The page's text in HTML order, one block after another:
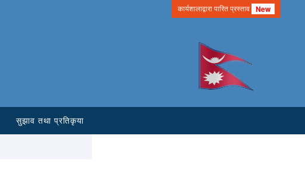
कार्यशालाद्वारा पारित प्रस्ताव New
सुझाव तथा प्रतिकृया